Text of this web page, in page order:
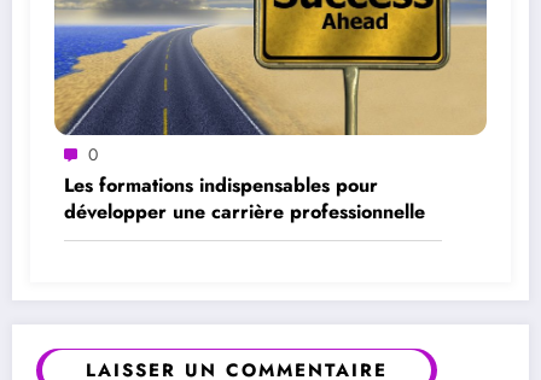
0
Les formations indispensables pour
développer une carrière professionnelle
LAISSER UN COMMENTAIRE